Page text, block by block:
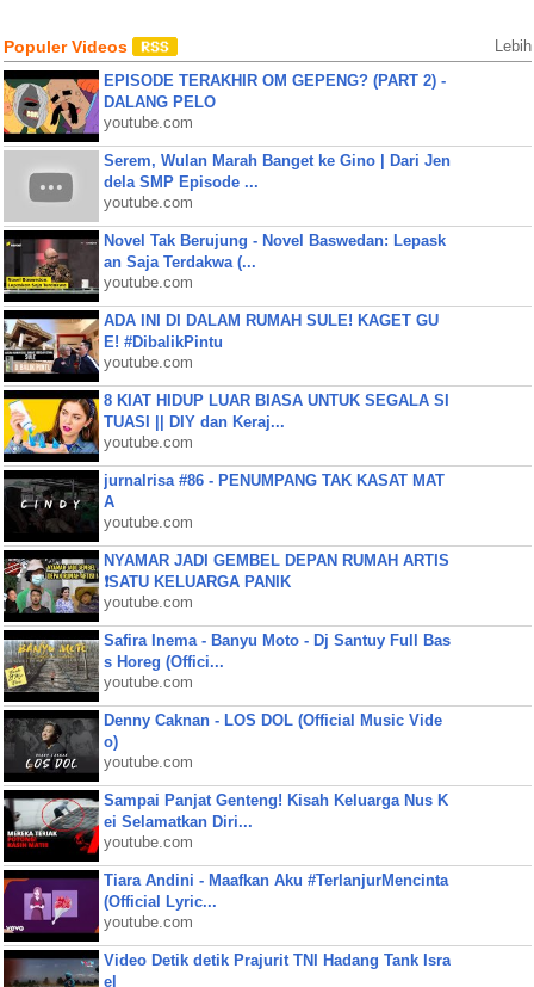
Populer Videos Lebih
EPISODE TERAKHIR OM GEPENG? (PART 2) -
DALANG PELO
youtube.com
Serem, Wulan Marah Banget ke Gino | Dari Jen
dela SMP Episode ...
youtube.com
Novel Tak Berujung - Novel Baswedan: Lepask
an Saja Terdakwa (...
youtube.com
ADA INI DI DALAM RUMAH SULE! KAGET GU
E! #DibalikPintu
youtube.com
8 KIAT HIDUP LUAR BIASA UNTUK SEGALA SI
TUASI || DIY dan Keraj...
youtube.com
jurnalrisa #86 - PENUMPANG TAK KASAT MAT
A
youtube.com
NYAMAR JADI GEMBEL DEPAN RUMAH ARTIS
❗SATU KELUARGA PANIK
youtube.com
Safira Inema - Banyu Moto - Dj Santuy Full Bas
s Horeg (Offici...
youtube.com
Denny Caknan - LOS DOL (Official Music Vide
o)
youtube.com
Sampai Panjat Genteng! Kisah Keluarga Nus K
ei Selamatkan Diri...
youtube.com
Tiara Andini - Maafkan Aku #TerlanjurMencinta
(Official Lyric...
youtube.com
Video Detik detik Prajurit TNI Hadang Tank Isra
el